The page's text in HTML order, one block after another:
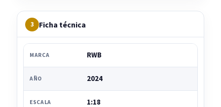
3 Ficha técnica
MARCA RWB
AÑO 2024
ESCALA 1:18